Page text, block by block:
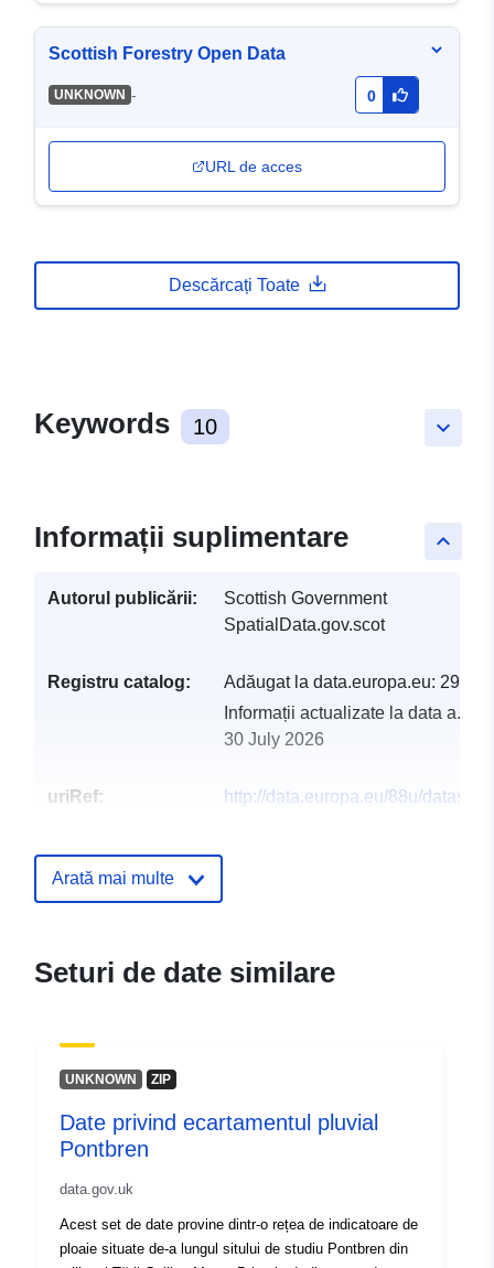
Scottish Forestry Open Data
UNKNOWN - 0
URL de acces
Descărcați Toate
keyboard_arrow_down
Keywords 10
keyboard_arrow_up
Informații suplimentare
Autorul publicării:
Scottish Government
SpatialData.gov.scot
Registru catalog: Adăugat la data.europa.eu: 29
Informații actualizate la data
30 July 2026
uriRef:
http://data.europa.eu/88u/dataset/
Arată mai multe
Seturi de date similare
UNKNOWN ZIP
Date privind ecartamentul pluvial
Pontbren
data.gov.uk
Acest set de date provine dintr-o rețea de indicatoare de
ploaie situate de-a lungul sitului de studiu Pontbren din